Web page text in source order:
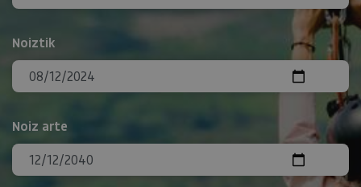
Noiztik
Noiz arte